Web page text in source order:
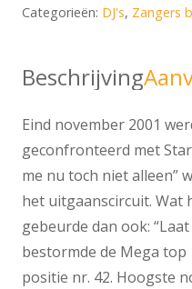
Categorieën: DJ's, Zangers
Beschrijving
Eind november 2001
geconfronteerd met
me nu toch niet alleen”
het uitgaanscircuit.
gebeurde dan ook:
bestormde de Mega top
positie nr. 42. Hoogste